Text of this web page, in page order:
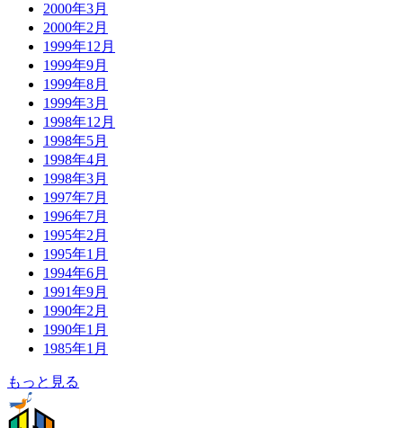
2000年3月
2000年2月
1999年12月
1999年9月
1999年8月
1999年3月
1998年12月
1998年5月
1998年4月
1998年3月
1997年7月
1996年7月
1995年2月
1995年1月
1994年6月
1991年9月
1990年2月
1990年1月
1985年1月
もっと見る